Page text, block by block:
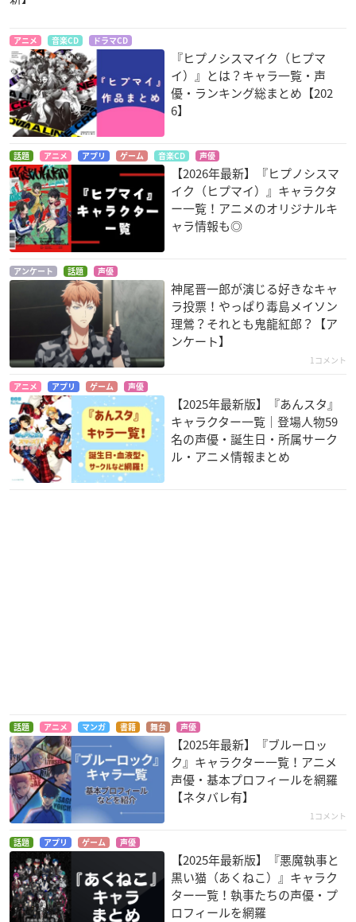
アニメ 音楽CD ドラマCD
『ヒプノシスマイク（ヒプマ
イ）』とは？キャラ一覧・声
優・ランキング総まとめ【202
6】
話題 アニメ アプリ ゲーム 音楽CD 声優
【2026年最新】『ヒプノシスマ
イク（ヒプマイ）』キャラクタ
ー一覧！アニメのオリジナルキ
ャラ情報も◎
アンケート 話題 声優
神尾晋一郎が演じる好きなキャ
ラ投票！やっぱり毒島メイソン
理鶯？それとも鬼龍紅郎？【ア
ンケート】
1コメント
アニメ アプリ ゲーム 声優
【2025年最新版】『あんスタ』
キャラクター一覧｜登場人物59
名の声優・誕生日・所属サーク
ル・アニメ情報まとめ
話題 アニメ マンガ 書籍 舞台 声優
【2025年最新】『ブルーロッ
ク』キャラクター一覧！アニメ
声優・基本プロフィールを網羅
【ネタバレ有】
1コメント
話題 アプリ ゲーム 声優
【2025年最新版】『悪魔執事と
黒い猫（あくねこ）』キャラク
ター一覧！執事たちの声優・プ
ロフィールを網羅